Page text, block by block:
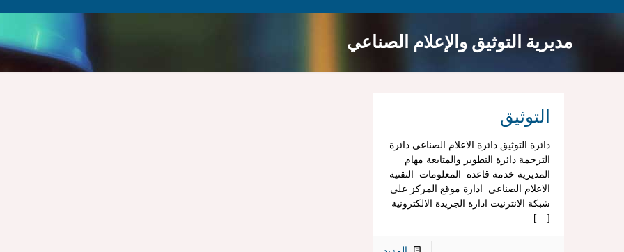
مديرية التوثيق والإعلام الصناعي
التوثيق
دائرة التوثيق دائرة الاعلام الصناعي دائرة
الترجمة دائرة التطوير والمتابعة مهام
المديرية خدمة قاعدة المعلومات التقنية
الاعلام الصناعي ادارة موقع المركز على
شبكة الانترنيت ادارة الجريدة الالكترونية
[…]